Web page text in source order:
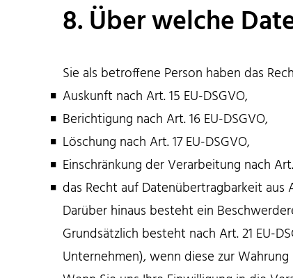
8. Über welche
Sie als betroffene Person haben das
Auskunft nach Art. 15 EU-DSGVO,
Berichtigung nach Art. 16 EU-DSGVO,
Löschung nach Art. 17 EU-DSGVO,
Einschränkung der Verarbeitung nach
das Recht auf Datenübertragbarkeit aus
Darüber hinaus besteht ein
Grundsätzlich besteht nach Art. 21 EU-
Unternehmen), wenn diese zur